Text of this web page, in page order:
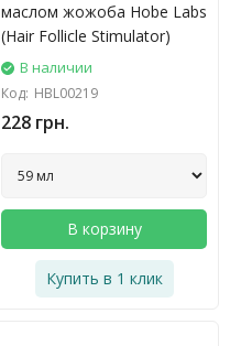
маслом жожоба Hobe Labs
(Hair Follicle Stimulator)
В наличии
Код: HBL00219
228 грн.
В корзину
Купить в 1 клик